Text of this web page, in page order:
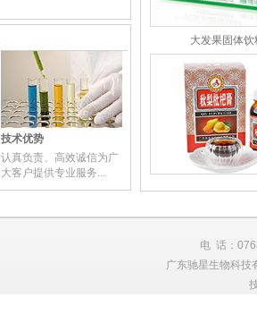
技术优势
认真负责、高效诚信为广
大客户提供专业服务...
电 话：
广东驰星生物科